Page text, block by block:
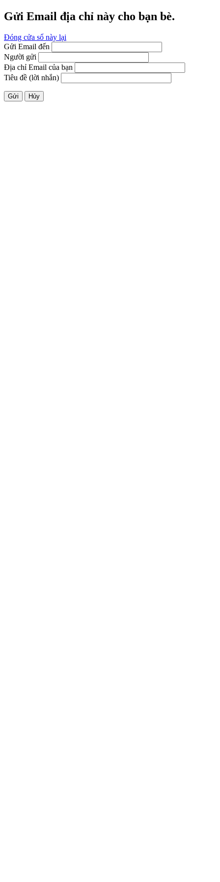
Gửi Email địa chỉ này cho bạn bè.
Đóng cửa sổ này lại
Gửi Email đến
Người gửi
Địa chỉ Email của bạn
Tiêu đề (lời nhắn)
Gửi Hủy